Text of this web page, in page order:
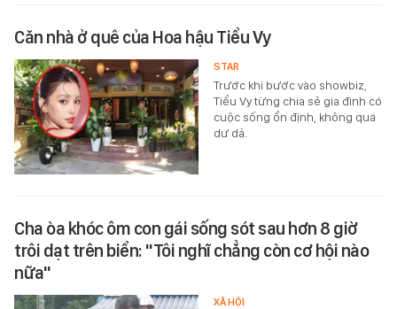
Căn nhà ở quê của Hoa hậu Tiểu Vy
Trước khi bước vào showbiz,
Tiểu Vy từng chia sẻ gia đình có
cuộc sống ổn định, không quá
dư dả.
STAR
Cha òa khóc ôm con gái sống sót sau hơn 8 giờ
trôi dạt trên biển: "Tôi nghĩ chẳng còn cơ hội nào
nữa"
XÃ HỘI